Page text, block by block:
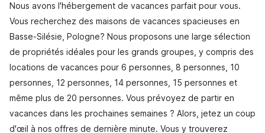
Nous avons l'hébergement de vacances parfait pour vous.
Vous recherchez des maisons de vacances spacieuses en
Basse-Silésie, Pologne? Nous proposons une large sélection
de propriétés idéales pour les grands groupes, y compris des
locations de vacances pour 6 personnes, 8 personnes, 10
personnes, 12 personnes, 14 personnes, 15 personnes et
même plus de 20 personnes. Vous prévoyez de partir en
vacances dans les prochaines semaines ? Alors, jetez un coup
d'œil à nos offres de dernière minute. Vous y trouverez